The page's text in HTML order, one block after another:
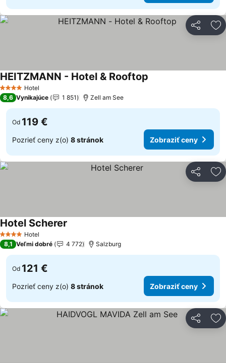
Zdieľať
4 Počet hviezdičiek
Hotel
HEITZMANN - Hotel & Rooftop
8,6 Vynikajúce 1 851 Zell am See
Od 119 €
Pozrieť ceny z(o) 8 stránok Zobraziť ceny
Zdieľať
4 Počet hviezdičiek
Hotel
Hotel Scherer
8,1 Veľmi dobré 4 772 Salzburg
Od 121 €
Pozrieť ceny z(o) 8 stránok Zobraziť ceny
Zdieľať